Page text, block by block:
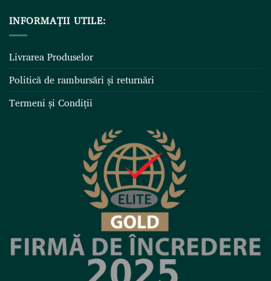
INFORMAȚII UTILE:
Livrarea Produselor
Politică de rambursări și returnări
Termeni și Condiții